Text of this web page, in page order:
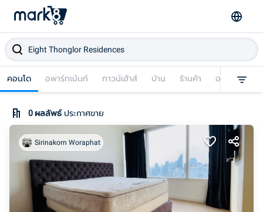
คอนโด อพาร์ทเม้นท์ ทาวน์เฮ้าส์ บ้าน ร้านค้า อาคารพาณิช
0ผลลัพธ์ ประกาศขาย
Sirinakorn Woraphat